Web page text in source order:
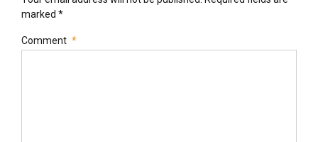
marked *
Comment *